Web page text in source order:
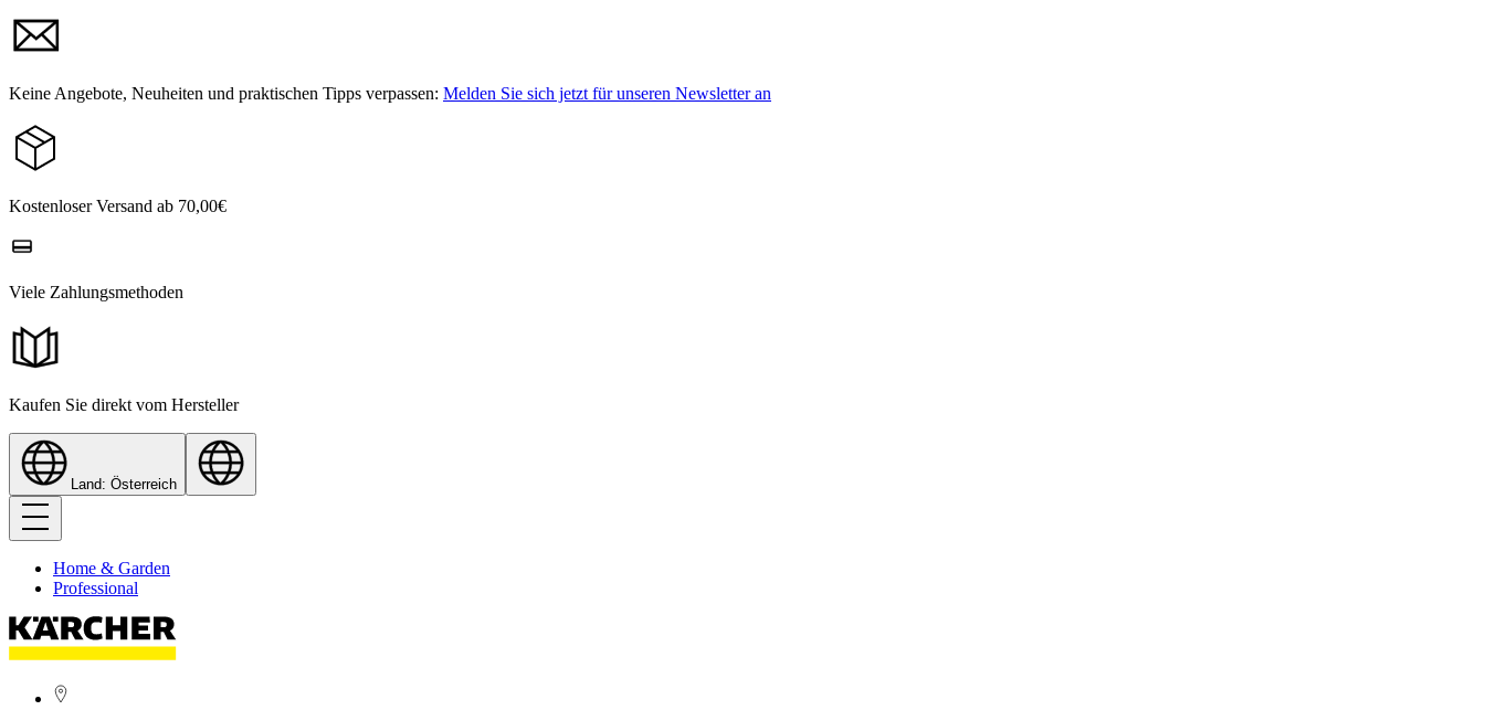
Keine Angebote, Neuheiten und praktischen Tipps verpassen: Melden Sie sich jetzt für unseren Newsletter an
Kostenloser Versand ab 70,00€
Viele Zahlungsmethoden
Kaufen Sie direkt vom Hersteller
Land: Österreich
Home & Garden
Professional